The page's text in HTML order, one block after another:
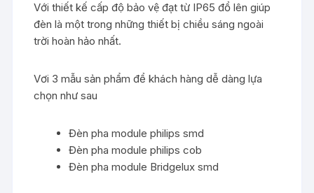
Với thiết kế cấp độ bảo vệ đạt từ IP65 đổ lên giúp
đèn là một trong những thiết bị chiều sáng ngoài
trời hoàn hảo nhất.
Vơi 3 mẫu sản phẩm để khách hàng dễ dàng lựa
chọn như sau
Đèn pha module philips smd
Đèn pha module philips cob
Đèn pha module Bridgelux smd